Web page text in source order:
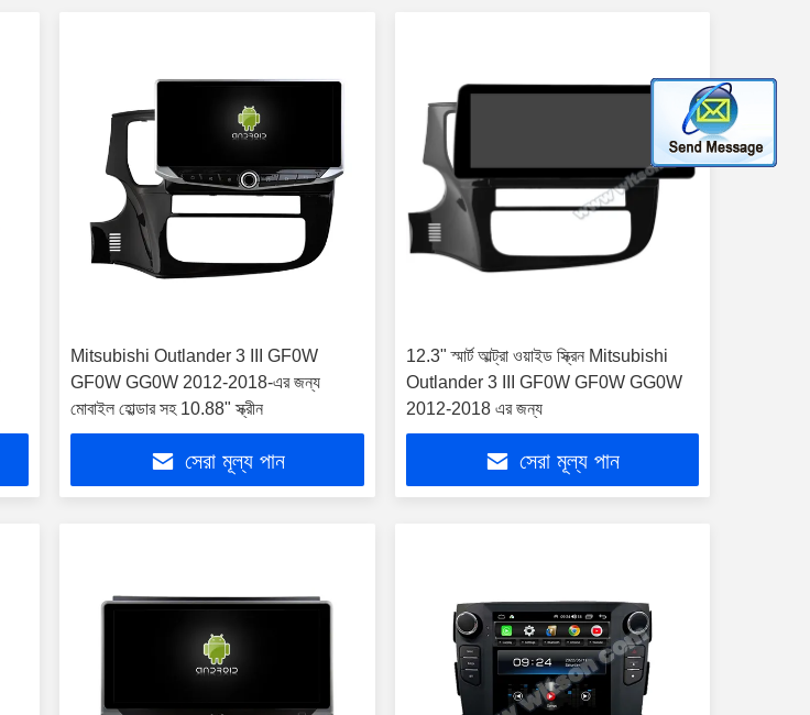
Mitsubishi Outlander 3 III GF0W
GF0W GG0W 2012-2018-এর জন্য
মোবাইল হোল্ডার সহ 10.88" স্ক্রীন
সেরা মূল্য পান
12.3" স্মার্ট আল্ট্রা ওয়াইড স্ক্রিন Mitsubishi
Outlander 3 III GF0W GF0W GG0W
2012-2018 এর জন্য
সেরা মূল্য পান